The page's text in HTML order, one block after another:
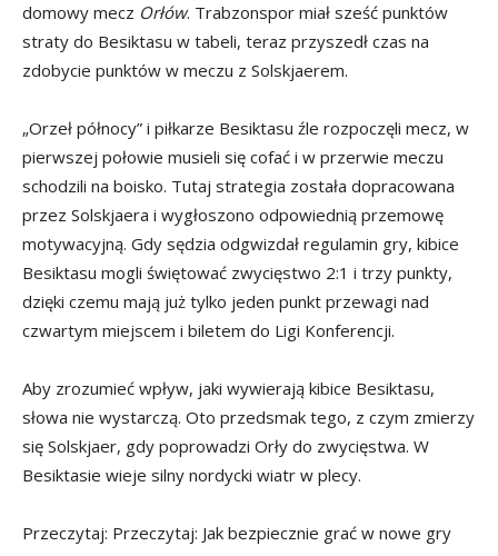
domowy mecz Orłów. Trabzonspor miał sześć punktów
straty do Besiktasu w tabeli, teraz przyszedł czas na
zdobycie punktów w meczu z Solskjaerem.
„Orzeł północy” i piłkarze Besiktasu źle rozpoczęli mecz, w
pierwszej połowie musieli się cofać i w przerwie meczu
schodzili na boisko. Tutaj strategia została dopracowana
przez Solskjaera i wygłoszono odpowiednią przemowę
motywacyjną. Gdy sędzia odgwizdał regulamin gry, kibice
Besiktasu mogli świętować zwycięstwo 2:1 i trzy punkty,
dzięki czemu mają już tylko jeden punkt przewagi nad
czwartym miejscem i biletem do Ligi Konferencji.
Aby zrozumieć wpływ, jaki wywierają kibice Besiktasu,
słowa nie wystarczą. Oto przedsmak tego, z czym zmierzy
się Solskjaer, gdy poprowadzi Orły do zwycięstwa. W
Besiktasie wieje silny nordycki wiatr w plecy.
Przeczytaj: Przeczytaj: Jak bezpiecznie grać w nowe gry